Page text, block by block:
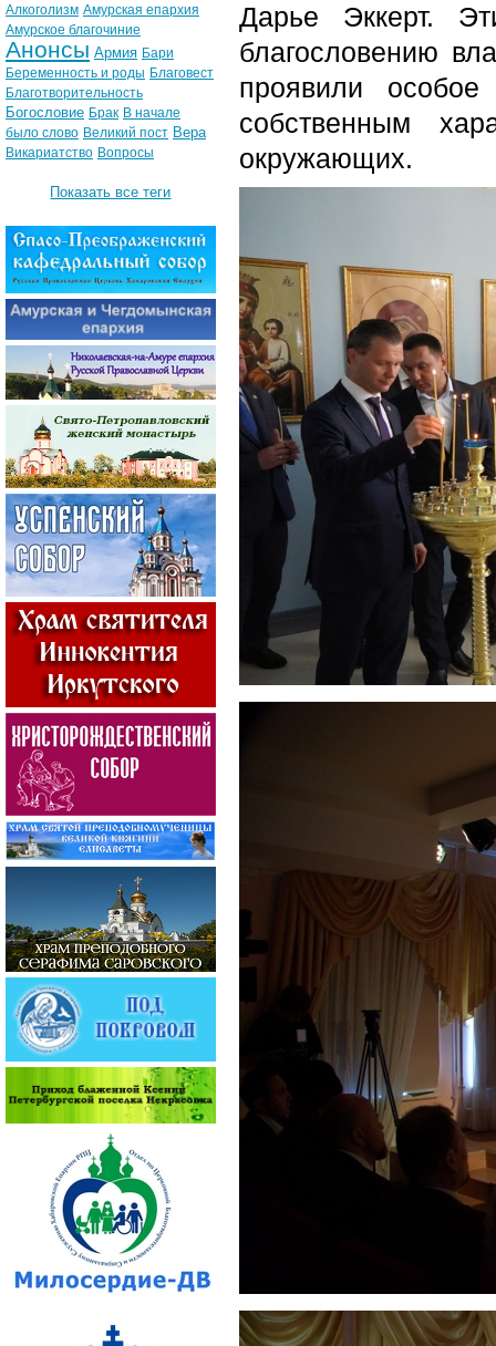
Дарье Эккерт.
благословению
проявили
собственным
окружающих.
Алкоголизм Амурская епархия
Амурское благочиние
Анонсы Армия Бари
Беременность и роды Благовест
Благотворительность
Богословие Брак В начале
было слово Великий пост Вера
Викариатство Вопросы
Показать все теги